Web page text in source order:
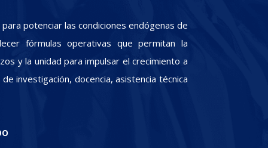
potenciar las condiciones endógenas de
fórmulas operativas que permitan la
y la unidad para impulsar el crecimiento a
investigación, docencia, asistencia técnica